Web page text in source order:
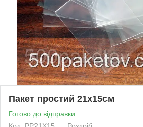
Пакет простий 21х15см
Готово до відправки